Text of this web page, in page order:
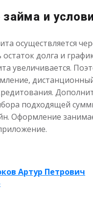
и
осуществляется
долга и
увеличивается.
подходящей
Оформление
Артур Петрович